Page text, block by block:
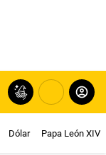
Dólar Papa León XIV